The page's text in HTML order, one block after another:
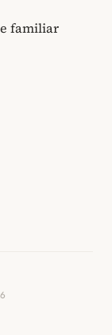
familiar